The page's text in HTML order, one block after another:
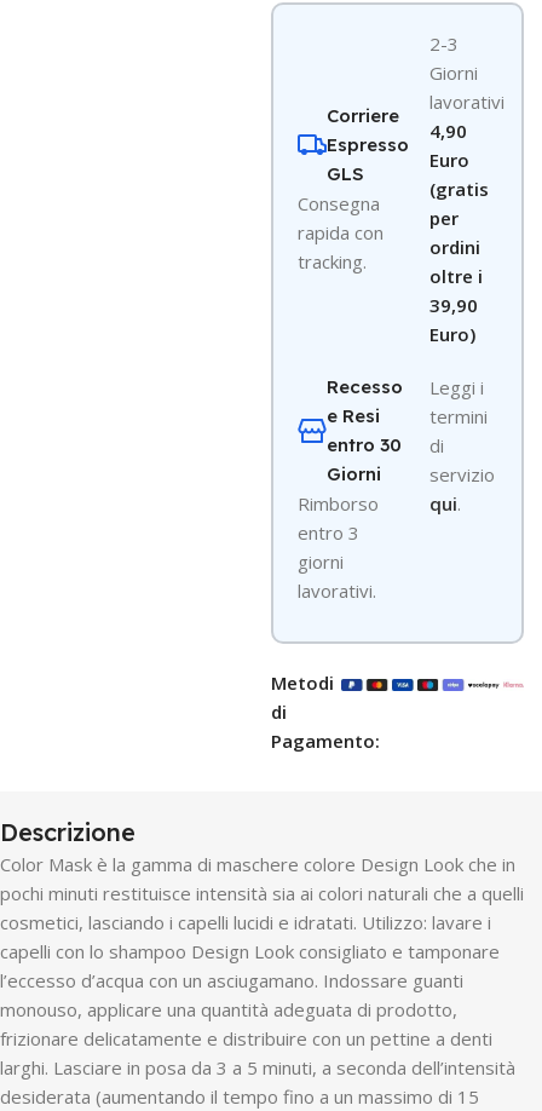
Corriere
Espresso
GLS
Consegna
rapida con
tracking.
2-3
Giorni
lavorativi
4,90
Euro
(gratis
per
ordini
oltre i
39,90
Euro)
Recesso
e Resi
entro 30
Giorni
Rimborso
entro 3
giorni
lavorativi.
Leggi i
termini
di
servizio
qui.
Metodi
di
Pagamento:
Descrizione
Color Mask è la gamma di maschere colore Design Look che in
pochi minuti restituisce intensità sia ai colori naturali che a quelli
cosmetici, lasciando i capelli lucidi e idratati. Utilizzo: lavare i
capelli con lo shampoo Design Look consigliato e tamponare
l’eccesso d’acqua con un asciugamano. Indossare guanti
monouso, applicare una quantità adeguata di prodotto,
frizionare delicatamente e distribuire con un pettine a denti
larghi. Lasciare in posa da 3 a 5 minuti, a seconda dell’intensità
desiderata (aumentando il tempo fino a un massimo di 15